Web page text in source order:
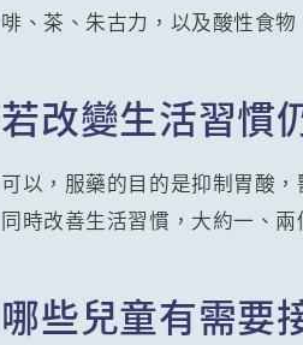
啡、茶、朱古力，以及酸性食
若改變生活習慣
可以，服藥的目的是抑制胃酸
同時改善生活習慣，大約一、
哪些兒童有需要